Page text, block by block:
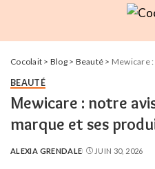
Cocolait > Blog> Beauté > Mewicare :
BEAUTÉ
Mewicare : notre
marque et ses
POSTED
ALEXIA GRENDALE JUIN 30, 2026